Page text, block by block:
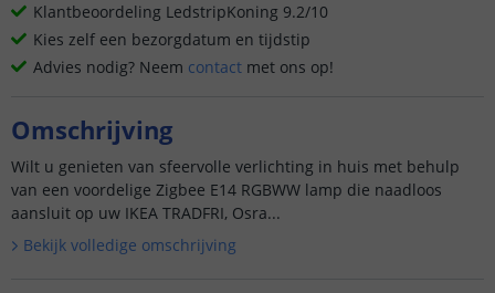
Klantbeoordeling LedstripKoning 9.2/10
Kies zelf een bezorgdatum en tijdstip
Advies nodig? Neem contact met ons op!
Omschrijving
Wilt u genieten van sfeervolle verlichting in huis met behulp
van een voordelige Zigbee E14 RGBWW lamp die naadloos
aansluit op uw IKEA TRADFRI, Osra...
Bekijk volledige omschrijving